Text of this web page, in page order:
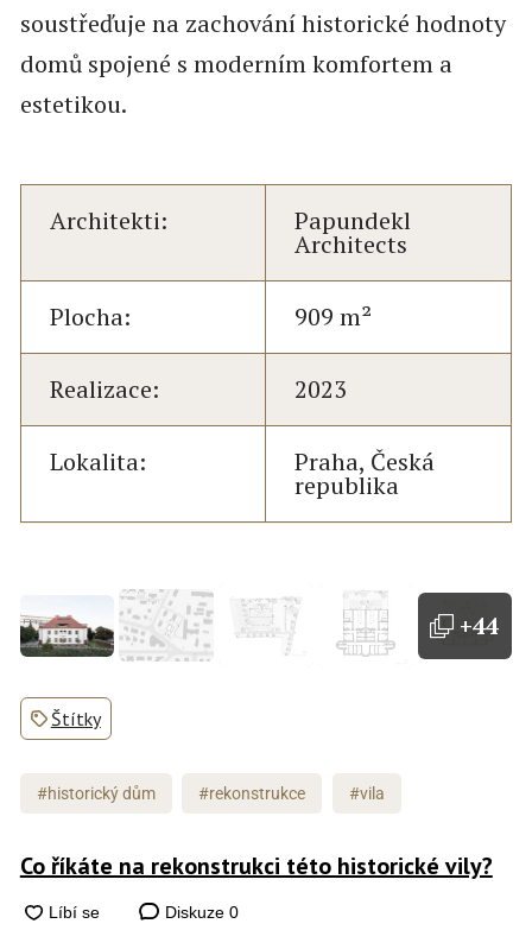
soustřeďuje na zachování historické hodnoty
domů spojené s moderním komfortem a
estetikou.
Architekti: Papundekl
Architects
Plocha: 909 m²
Realizace: 2023
Lokalita: Praha, Česká
republika
+44
Štítky
#historický dům #rekonstrukce #vila
Co říkáte na rekonstrukci této historické vily?
Diskuze 0